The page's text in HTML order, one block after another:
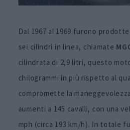
Dal 1967 al 1969 furono
sei cilindri in linea, chiamate
cilindrata di 2,9 litri, questo
chilogrammi in più rispetto al
compromette la
aumenti a 145 cavalli, con una
mph (circa 193 km/h). In totale